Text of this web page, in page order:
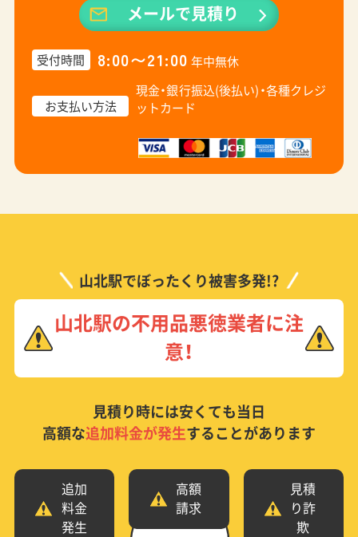
メールで見積り
受付時間 8:00〜21:00 年中無休
お支払い方法
現金・銀行振込(後払い)・各種クレジ
ットカード
山北駅でぼったくり被害多発!?
山北駅の不用品悪徳業者に注
意！
見積り時には安くても当日
高額な追加料金が発生することがあります
追加
料金
発生
高額
請求
見積
り詐
欺